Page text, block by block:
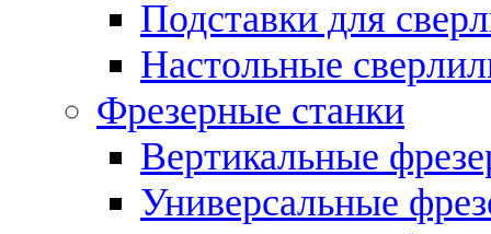
Подставки для
Настольные
Фрезерные станки
Вертикальные
Универсальные